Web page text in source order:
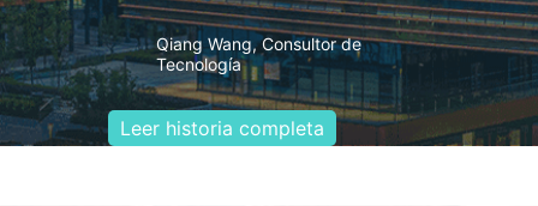
Qiang Wang, Consultor de
Tecnología
Leer historia completa